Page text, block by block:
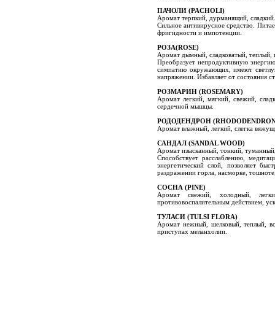
ПАЧОЛИ (PACHOLI)
Аромат терпкий, дурманящий, сладкий.
Сильное антивирусное средство.
фригидности и импотенции.
РОЗА(ROSE)
Аромат дымный, сладковатый, теплый,
Преобразует непродуктивную
симпатию окружающих, имеют
напряжении. Избавляет от состояния
РОЗМАРИН (ROSEMARY)
Аромат легкий, мягкий, свежий,
сердечной мышцы.
РОДОДЕНДРОН
Аромат влажный, легкий, слегка
САНДАЛ (SANDAL WOOD)
Аромат изысканный, тонкий,
Способствует расслаблению,
энергетический слой, позволяет
раздражении горла, насморке,
СОСНА (PINE)
Аромат свежий, холодный,
противовоспалительным действием,
ТУЛАСИ (TULSI FLORA)
Аромат нежный, шелковый, теплый,
приступах меланхолии.